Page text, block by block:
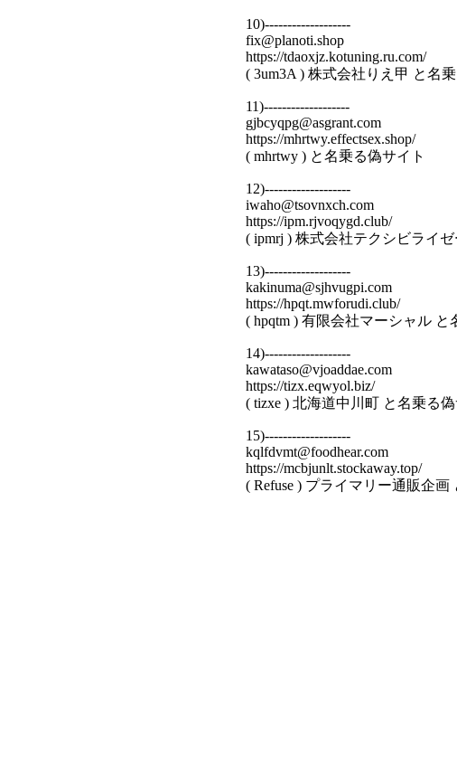
10)-------------------
fix@planoti.shop
https://tdaoxjz.kotuning.ru.com/
( 3um3A ) 株式会社りえ甲 と名
11)-------------------
gjbcyqpg@asgrant.com
https://mhrtwy.effectsex.shop/
( mhrtwy ) と名乗る偽サイト
12)-------------------
iwaho@tsovnxch.com
https://ipm.rjvoqygd.club/
( ipmrj ) 株式会社テクシビライ
13)-------------------
kakinuma@sjhvugpi.com
https://hpqt.mwforudi.club/
( hpqtm ) 有限会社マーシャル と
14)-------------------
kawataso@vjoaddae.com
https://tizx.eqwyol.biz/
( tizxe ) 北海道中川町 と名乗る偽
15)-------------------
kqlfdvmt@foodhear.com
https://mcbjunlt.stockaway.top/
( Refuse ) プライマリー通販企画